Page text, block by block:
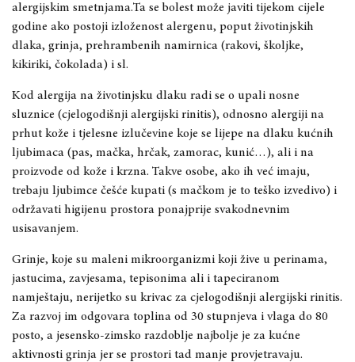
alergijskim smetnjama.Ta se bolest može javiti tijekom cijele
godine ako postoji izloženost alergenu, poput životinjskih
dlaka, grinja, prehrambenih namirnica (rakovi, školjke,
kikiriki, čokolada) i sl.
Kod alergija na životinjsku dlaku radi se o upali nosne
sluznice (cjelogodišnji alergijski rinitis), odnosno alergiji na
prhut kože i tjelesne izlučevine koje se lijepe na dlaku kućnih
ljubimaca (pas, mačka, hrčak, zamorac, kunić…), ali i na
proizvode od kože i krzna. Takve osobe, ako ih već imaju,
trebaju ljubimce češće kupati (s mačkom je to teško izvedivo) i
održavati higijenu prostora ponajprije svakodnevnim
usisavanjem.
Grinje, koje su maleni mikroorganizmi koji žive u perinama,
jastucima, zavjesama, tepisonima ali i tapeciranom
namještaju, nerijetko su krivac za cjelogodišnji alergijski rinitis.
Za razvoj im odgovara toplina od 30 stupnjeva i vlaga do 80
posto, a jesensko-zimsko razdoblje najbolje je za kućne
aktivnosti grinja jer se prostori tad manje provjetravaju.